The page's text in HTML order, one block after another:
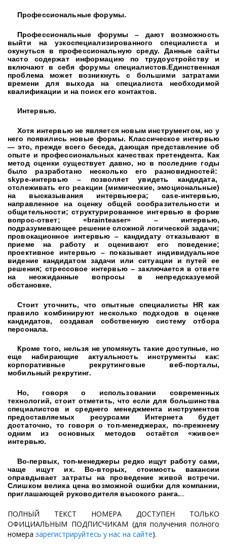
Профессиональные форумы.
Профессиональные форумы – дают возможность
выйти на узкоспециализированного специалиста и
окунуться в профессиональную среду. Данные сайты
часто содержат информацию по трудоустройству и
включают в себя форумы специалистов.Единственная
проблема может возникнуть с большими затратами
времени для выхода на специалиста необходимой
квалификации и на поиск его контактов.
Интервью.
Хотя интервью не является новым инструментом, но у
него появились новые формы. Классическое интервью
— это, прежде всего беседа, дающая представление об
опыте и профессиональных качествах претендента. Как
метод оценки существует давно, но в последние годы
было разработано несколько его разновидностей:
skype-интервью – позволяет увидеть кандидата,
отслеживать его реакции (мимические, эмоциональные)
на высказывания интервьюера; case-интервью,
направленное на оценку общей сообразительности и
общительности; структурированное интервью в форме
вопрос-ответ; «brainteaser» – интервью,
подразумевающее решение сложной логической задачи;
провокационное интервью – кандидату отказывают в
приеме на работу и оценивают его поведение;
проективное интервью – показывает индивидуальное
видение кандидатом задачи или ситуации и путей ее
решения; стрессовое интервью – заключается в ответе
на неожиданные вопросы в непредсказуемой
обстановке.
Стоит уточнить, что опытные специалисты HR как
правило комбинируют несколько подходов в оценке
кандидатов, создавая собственную систему отбора
персонала.
Кроме того, нельзя не упомянуть такие доступные, но
еще набирающие актуальность инструменты как:
корпоративные рекрутинговые веб-порталы,
мобильный рекрутинг.
Но, говоря о использовании современных
технологий, стоит отметить, что если для большинства
специалистов и среднего менеджмента инструментов
предоставляемых ресурсами Интернета будет
достаточно, то говоря о топ-менеджерах, по-прежнему
одним из основных методов остаётся «живое»
интервью.
Во-первых, топ-менеджеры редко ищут работу сами,
чаще ищут их. Во-вторых, стоимость вакансии
оправдывает затраты на проведение живой встречи.
Слишком велика цена возможной ошибки для компании,
приглашающей руководителя высокого ранга....
ПОЛНЫЙ ТЕКСТ НОМЕРА ДОСТУПЕН ТОЛЬКО
ОФИЦИАЛЬНЫМ ПОДПИСЧИКАМ (для получения полного
номера зарегистрируйтесь у нас на сайте).